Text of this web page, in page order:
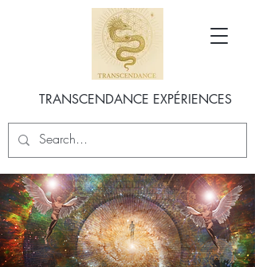
TRANSCENDANCE EXPÉRIENCES